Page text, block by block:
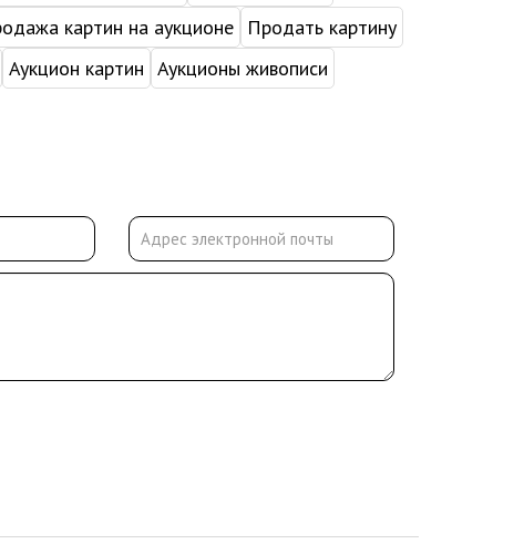
картин на аукционе
Продать картину
Аукцион картин Аукционы живописи